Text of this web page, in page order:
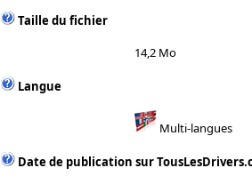
Taille du fichier
14,2 Mo
Langue
Multi-langues
Date de publication sur